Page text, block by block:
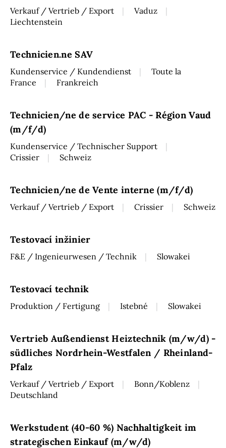
Verkauf / Vertrieb / Export
Vaduz
Liechtenstein
Technicien.ne SAV
Kundenservice / Kundendienst
Toute la
France
Frankreich
Technicien/ne de service PAC - Région Vaud
(m/f/d)
Kundenservice / Technischer Support
Crissier
Schweiz
Technicien/ne de Vente interne (m/f/d)
Verkauf / Vertrieb / Export Crissier Schweiz
Testovací inžinier
F&E / Ingenieurwesen / Technik Slowakei
Testovací technik
Produktion / Fertigung Istebné Slowakei
Vertrieb Außendienst Heiztechnik (m/w/d) -
südliches Nordrhein-Westfalen / Rheinland-
Pfalz
Verkauf / Vertrieb / Export
Bonn/Koblenz
Deutschland
Werkstudent (40-60 %) Nachhaltigkeit im
strategischen Einkauf (m/w/d)